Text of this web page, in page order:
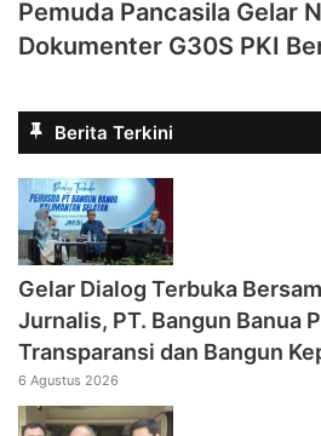
Pemuda Pancasila Gelar
Dokumenter G30S PKI
Berita Terkini
Gelar Dialog Terbuka
Jurnalis, PT. Bangun Banua
Transparansi dan Bangun
6 Agustus 2026